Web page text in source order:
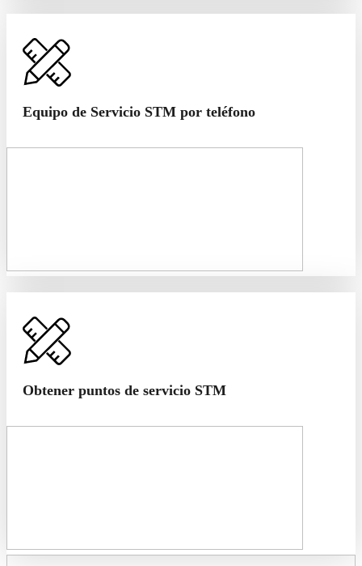
Equipo de Servicio STM por teléfono
Obtener puntos de servicio STM